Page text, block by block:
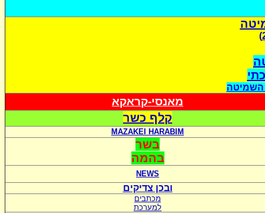
השמיטה
מאנסי-קראקא
קלף כשר
MAZAKEI HARABIM
בשר
בהמה
NEWS
ובכן צדיקים
מכתבים
למערכת